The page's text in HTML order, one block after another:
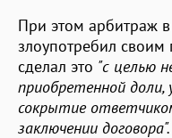
При этом арбитраж
злоупотребил
сделал это "с целью
приобретенной доли,
сокрытие
заключении договора".